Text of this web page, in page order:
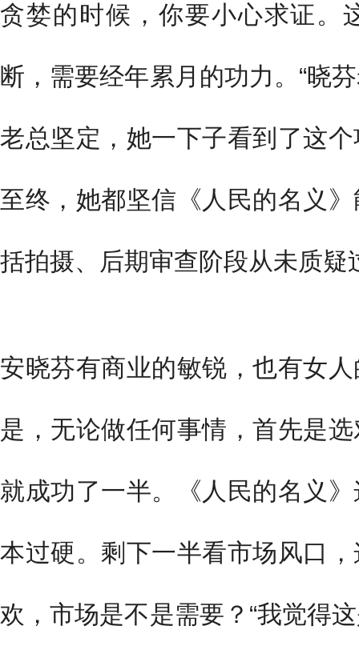
贪婪的时候，你要小心求证。
断，需要经年累月的功力。“晓
老总坚定，她一下子看到了这
至终，她都坚信《人民的名义
括拍摄、后期审查阶段从未质疑
安晓芬有商业的敏锐，也有女
是，无论做任何事情，首先是
就成功了一半。《人民的名义
本过硬。剩下一半看市场风口
欢，市场是不是需要？“我觉得